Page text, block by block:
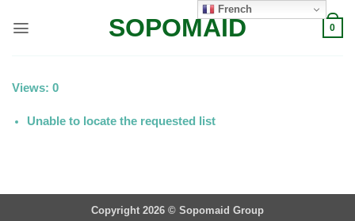
SOPOMAID 0
Views: 0
Unable to locate the requested list
Copyright 2026 © Sopomaid Group
French